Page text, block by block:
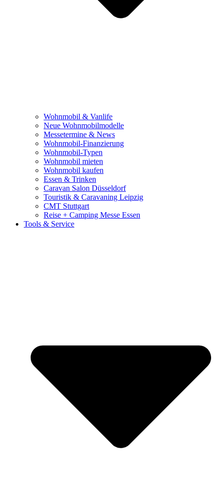
Wohnmobil & Vanlife
Neue Wohnmobilmodelle
Messetermine & News
Wohnmobil-Finanzierung
Wohnmobil-Typen
Wohnmobil mieten
Wohnmobil kaufen
Essen & Trinken
Caravan Salon Düsseldorf
Touristik & Caravaning Leipzig
CMT Stuttgart
Reise + Camping Messe Essen
Tools & Service